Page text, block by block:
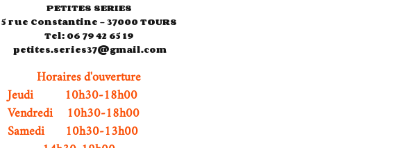
PETITES SERIES
5 rue Constantine - 37000 TOURS
Tel: 06 79 42 65 19
petites.series37@gmail.com
Horaires d'ouverture
Jeudi 10h30-18h00
Vendredi 10h30-18h00
Samedi 10h30-13h00